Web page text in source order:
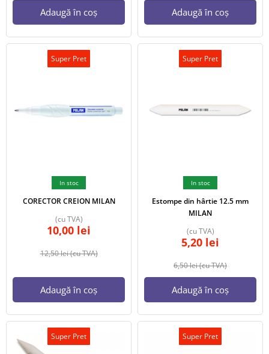
Adaugă în coș Adaugă în coș
Super Pret
In stoc
CORECTOR CREION MILAN
12,50lei(cu TVA)
10,00 lei
(cu TVA)
Adaugă în coș
Super Pret
In stoc
Estompe din hârtie 12.5 mm
MILAN
6,50lei(cu TVA)
5,20 lei
(cu TVA)
Adaugă în coș
Super Pret Super Pret